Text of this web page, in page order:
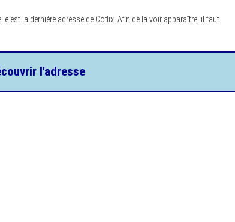
est la dernière adresse de Coflix. Afin de la voir apparaître, il faut
l'adresse